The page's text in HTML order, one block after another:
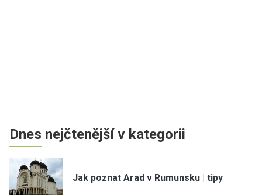
Dnes nejčtenější v kategorii
Jak poznat Arad v Rumunsku | tipy